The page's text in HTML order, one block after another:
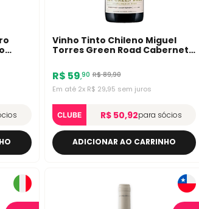
Vinho Tinto Chileno Miguel
Torres Green Road Cabernet
R$ 59,90 R$89,90
Em até 2x R$ 29,95 sem juros
CLUBE R$ 50,92para sócios
ADICIONAR AO CARRINHO